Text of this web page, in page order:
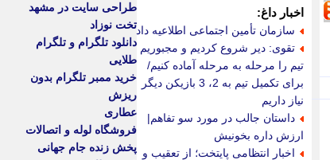
اخبار داغ:
سازمان تأمین اجتماعی اطلاعیه داد
تقوی: دیر شروع کردیم و مجبوریم
تیم را مرحله به مرحله آماده کنیم/
برای تکمیل تیم به 2، 3 بازیکن دیگر
نیاز داریم
داستان جالب در مورد سو تفاهم|
ارزش داره بخونیش
اخبار انتظامی پایتخت؛ از تعقیب و
طراحی سایت در مشهد
تخت نوزاد
دانلود تلگرام و تلگرام
طلایی
خرید ممبر تلگرام بدون
ریزش
عطاری
فروشگاه لوله و اتصالات
پخش زنده جام جهانی